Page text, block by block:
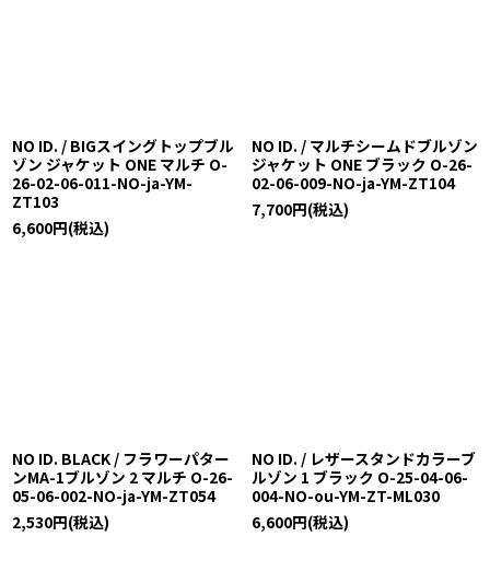
NO ID. / BIGスイングトップブル
ゾン ジャケット ONE マルチ O-
26-02-06-011-NO-ja-YM-
ZT103
6,600円(税込)
NO ID. / マルチシームドブルゾン
ジャケット ONE ブラック O-26-
02-06-009-NO-ja-YM-ZT104
7,700円(税込)
NO ID. BLACK / フラワーパター
ンMA-1ブルゾン 2 マルチ O-26-
05-06-002-NO-ja-YM-ZT054
2,530円(税込)
NO ID. / レザースタンドカラーブ
ルゾン 1 ブラック O-25-04-06-
004-NO-ou-YM-ZT-ML030
6,600円(税込)